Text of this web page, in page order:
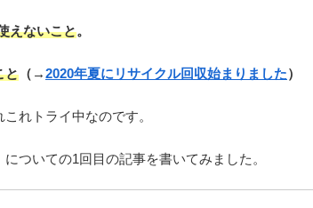
えないこと。
と （→2020年夏にリサイクル回収始まりました）
れトライ中なのです。
についての1回目の記事を書いてみました。